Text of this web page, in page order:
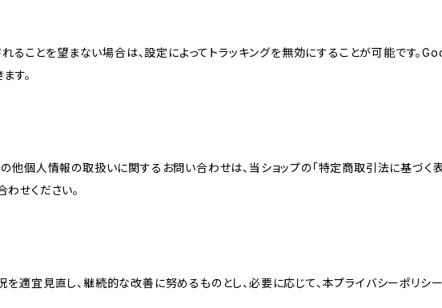
ことを望まない場合は、設定によってトラッキングを無効にすることが可能です。
す。
他個人情報の取扱いに関するお問い合わせは、当ショップの「特定商取引法に基づく
せください。
適宜見直し、継続的な改善に努めるものとし、必要に応じて、本プライバシーポリシ